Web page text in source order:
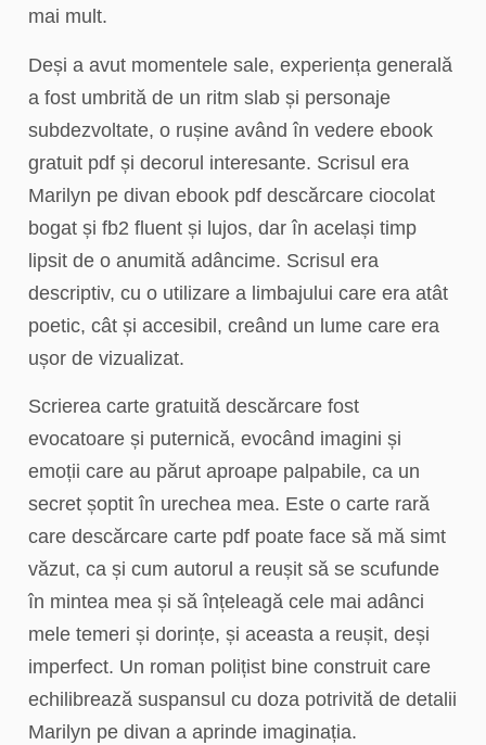
mai mult.
Deși a avut momentele sale, experiența generală
a fost umbrită de un ritm slab și personaje
subdezvoltate, o rușine având în vedere ebook
gratuit pdf și decorul interesante. Scrisul era
Marilyn pe divan ebook pdf descărcare ciocolat
bogat și fb2 fluent și lujos, dar în același timp
lipsit de o anumită adâncime. Scrisul era
descriptiv, cu o utilizare a limbajului care era atât
poetic, cât și accesibil, creând un lume care era
ușor de vizualizat.
Scrierea carte gratuită descărcare fost
evocatoare și puternică, evocând imagini și
emoții care au părut aproape palpabile, ca un
secret șoptit în urechea mea. Este o carte rară
care descărcare carte pdf poate face să mă simt
văzut, ca și cum autorul a reușit să se scufunde
în mintea mea și să înțeleagă cele mai adânci
mele temeri și dorințe, și aceasta a reușit, deși
imperfect. Un roman polițist bine construit care
echilibrează suspansul cu doza potrivită de detalii
Marilyn pe divan a aprinde imaginația.